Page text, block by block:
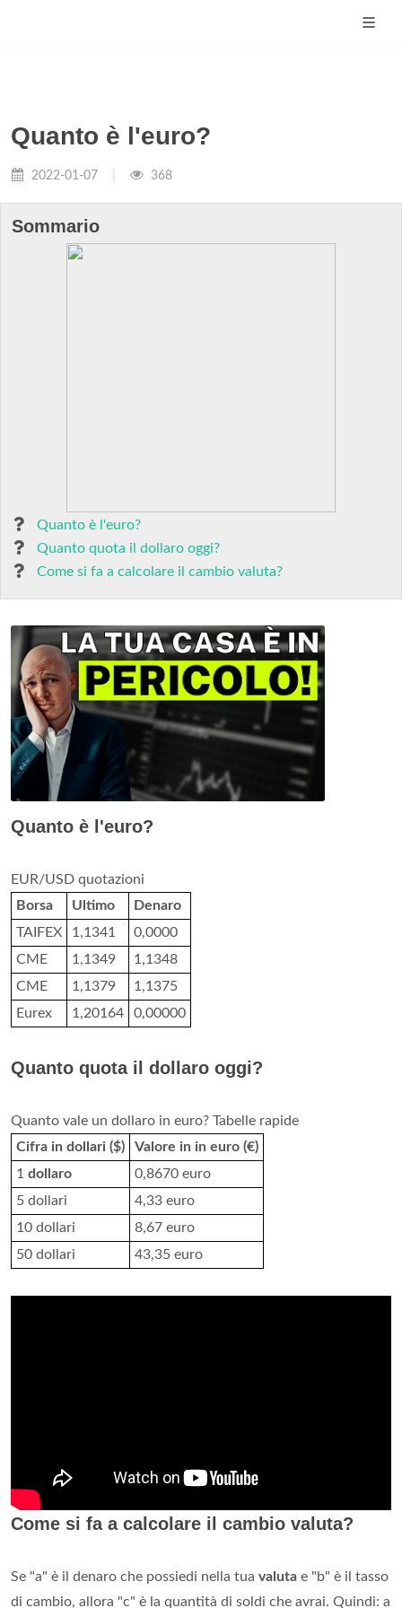
Quanto è l'euro?
2022-01-07 368
Sommario
Quanto è l'euro?
Quanto quota il dollaro oggi?
Come si fa a calcolare il cambio valuta?
Quanto è l'euro?
EUR/USD quotazioni
Borsa
Ultimo
Denaro
TAIFEX
1,1341
0,0000
CME
1,1349
1,1348
CME
1,1379
1,1375
Eurex
1,20164 0,00000
Quanto quota il dollaro oggi?
Quanto vale un dollaro in euro? Tabelle rapide
Cifra in dollari ($)
Valore in in euro (€)
1 dollaro
0,8670 euro
5 dollari
4,33 euro
10 dollari
8,67 euro
50 dollari
43,35 euro
Come si fa a calcolare il cambio valuta?
Se "a" è il denaro che possiedi nella tua valuta e "b" è il tasso
di cambio, allora "c" è la quantità di soldi che avrai. Quindi: a